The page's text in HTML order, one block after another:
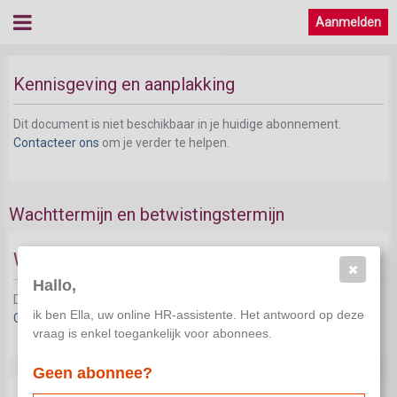
Aanmelden
Fase 2: kennisgeving van het voornemen tot
Kennisgeving en aanplakking
Dit document is niet beschikbaar in je huidige abonnement.
Contacteer ons om je verder te helpen.
Wachttermijn en betwistingstermijn
Wachttermijn
Dit document is niet beschikbaar in je huidige abonnement.
Contacteer onsom je verder te helpen.
Hallo,
ik ben Ella, uw online HR-assistente. Het antwoord op deze
vraag is enkel toegankelijk voor abonnees.
Geen abonnee?